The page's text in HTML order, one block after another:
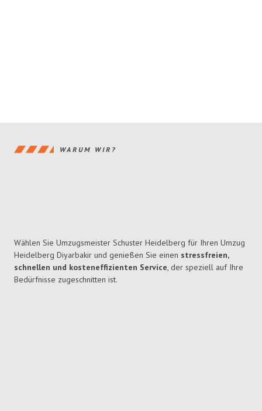
WARUM WIR?
Wählen Sie Umzugsmeister Schuster Heidelberg für Ihren Umzug
Heidelberg Diyarbakir und genießen Sie einen stressfreien,
schnellen und kosteneffizienten Service, der speziell auf Ihre
Bedürfnisse zugeschnitten ist.